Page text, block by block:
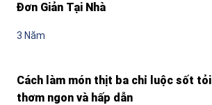
Đơn Giản Tại Nhà
3 Năm
Cách làm món thịt ba chỉ luộc sốt tỏi
thơm ngon và hấp dẫn